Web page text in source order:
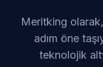
Meritking
adım öne
teknolojik